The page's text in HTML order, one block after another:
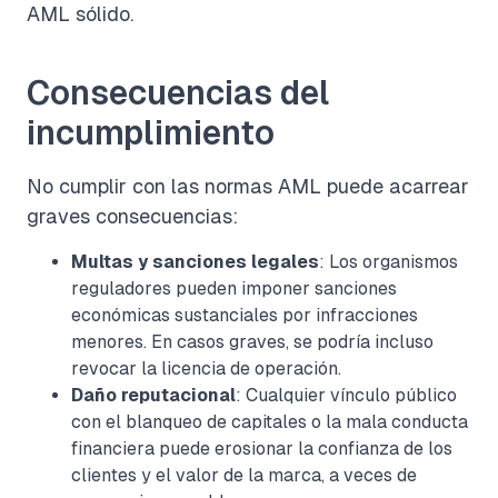
AML sólido.
Consecuencias del
incumplimiento
No cumplir con las normas AML puede acarrear
graves consecuencias:
Multas y sanciones legales: Los organismos
reguladores pueden imponer sanciones
económicas sustanciales por infracciones
menores. En casos graves, se podría incluso
revocar la licencia de operación.
Daño reputacional: Cualquier vínculo público
con el blanqueo de capitales o la mala conducta
financiera puede erosionar la confianza de los
clientes y el valor de la marca, a veces de